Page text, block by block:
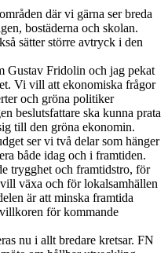
där vi gärna ser breda
bostäderna och skolan.
sätter större avtryck i den
Gustav Fridolin och jag pekat
Vi vill att ekonomiska frågor
och gröna politiker
beslutsfattare ska kunna prata
till den gröna ekonomin.
ser vi två delar som hänger
både idag och i framtiden.
trygghet och framtidstro, för
växa och för lokalsamhällen
är att minska framtida
för kommande
nu i allt bredare kretsar. FN